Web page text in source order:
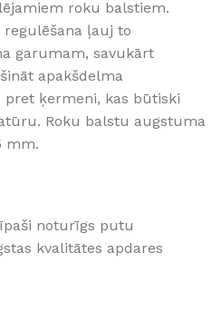
roku balstiem.
ļauj to
garumam, savukārt
apakšdelma
ķermeni, kas būtiski
Roku balstu augstuma
mm.
noturīgs putu
kvalitātes apdares